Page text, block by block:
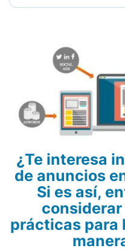
¿Te interesa
de anuncios
Si es así,
prácticas para